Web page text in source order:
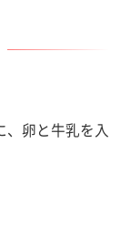
、卵と牛乳を入